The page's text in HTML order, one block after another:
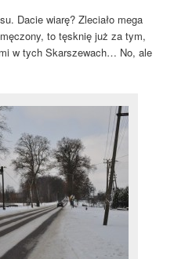
Dacie wiarę? Zleciało mega
to tęsknię już za tym,
w tych Skarszewach… No, ale